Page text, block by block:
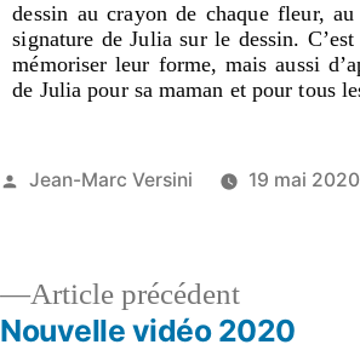
dessin au crayon de chaque fleur,
signature de Julia sur le dessin.
mémoriser leur forme, mais aussi
de Julia pour sa maman et pour tous
Jean-Marc Versini 19 mai 2020
Article précédent
Nouvelle vidéo 2020